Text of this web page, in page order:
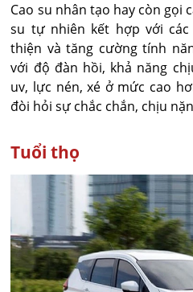
Cao su nhân tạo hay còn gọi
su tự nhiên kết hợp với
thiện và tăng cường tính
với độ đàn hồi, khả năng
uv, lực nén, xé ở mức cao
đòi hỏi sự chắc chắn, chịu
Tuổi thọ